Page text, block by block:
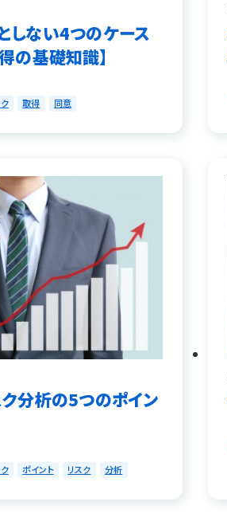
しない4つのケース
の基礎知識】
取得 同意
分析の5つのポイン
ポイント リスク 分析